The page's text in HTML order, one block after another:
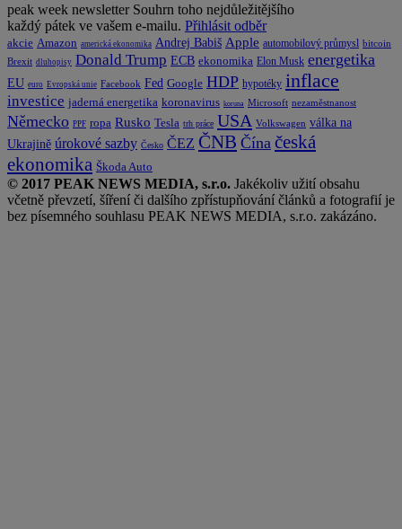
peak week newsletter Souhrn toho nejdůležitějšího
každý pátek ve vašem e-mailu. Přihlásit odběr
akcie Amazon americká ekonomika Andrej Babiš Apple automobilový průmysl bitcoin
Brexit dluhopisy Donald Trump ECB ekonomika Elon Musk energetika
EU euro Evropská unie Facebook Fed Google HDP hypotéky inflace
investice jaderná energetika koronavirus koruna Microsoft nezaměstnanost
Německo PPF ropa Rusko Tesla trh práce USA Volkswagen válka na
Ukrajině úrokové sazby Česko ČEZ ČNB Čína česká
ekonomika Škoda Auto
© 2017 PEAK NEWS MEDIA, s.r.o. Jakékoliv užití obsahu
včetně převzetí, šíření či dalšího zpřístupňování článků a fotografií je
bez písemného souhlasu PEAK NEWS MEDIA, s.r.o. zakázáno.